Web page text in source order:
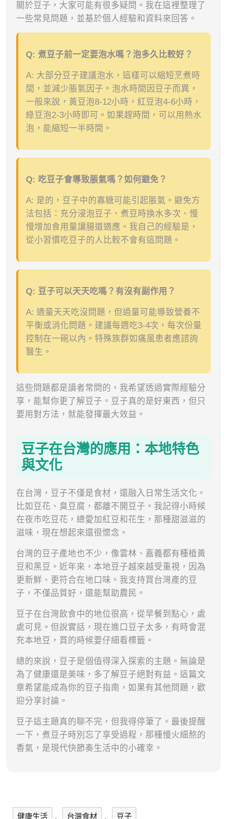
關於豆子，大家可能有很多疑問。我在這裡整理了
一些常見問題，並基於個人經驗和資料來回答。
Q: 煮豆子前一定要泡水嗎？泡多久比較好？
A: 大部分豆子建議泡水，這樣可以縮短烹煮時
間，並減少脹氣因子。泡水時間因豆子而異，
一般來說，黃豆泡8-12小時，紅豆泡4-6小時，
綠豆泡2-3小時即可。如果趕時間，可以用熱水
泡，能縮短一半時間。
Q: 吃豆子會導致脹氣嗎？如何避免？
A: 是的，豆子中的寡糖可能引起脹氣。避免方
法包括：充分浸泡豆子、煮豆時換水多次、慢
慢增加食用量讓腸道適應。我自己的經驗是，
從小習慣吃豆子的人比較不會有這問題。
Q: 豆子可以天天吃嗎？有沒有副作用？
A: 適量天天吃沒問題，但過量可能導致營養不
平衡或消化問題。建議每週吃3-4次，每次份量
控制在一碗以內。特殊族群如痛風患者應諮詢
醫生。
這些問題都是讀者常問的，我希望透過實際經驗分
享，能幫你更了解豆子。豆子真的是好東西，但只
要用對方法，就能發揮最大效益。
豆子在台灣的應用：本地特色
與文化
在台灣，豆子不僅是食材，還融入日常生活文化。
比如豆花、臭豆腐，都離不開豆子。我記得小時候
在夜市吃豆花，總愛加紅豆和花生，那種甜滋滋的
滋味，現在想起來還很懷念。
台灣的豆子產地也不少，像雲林、嘉義都有種植黃
豆和黑豆。近年來，本地豆子越來越受重視，因為
更新鮮、更符合在地口味。我支持買台灣產的豆
子，不僅品質好，還能幫助農民。
豆子在台灣飲食中的地位很高，從早餐到點心，處
處可見。但說實話，現在進口豆子太多，有時會混
充本地豆，買的時候要仔細看標籤。
總的來說，豆子是個值得深入探索的主題。無論是
為了健康還是美味，多了解豆子絕對有益。這篇文
章希望能成為你的豆子指南，如果有其他問題，歡
迎分享討論。
豆子這主題真的聊不完，但我得停筆了。最後提醒
一下，煮豆子時別忘了享受過程，那種慢火細熬的
香氣，是現代快節奏生活中的小確幸。
健康生活 , 台灣食材 , 豆子